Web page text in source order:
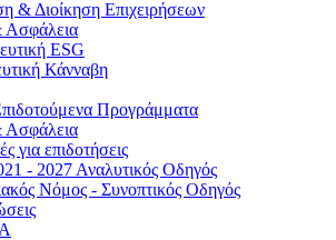
& Διοίκηση Επιχειρήσεων
ESG
Κάνναβη
Προγράμματα
για επιδοτήσεις
- 2027 Αναλυτικός Οδηγός
Νόμος - Συνοπτικός Οδηγός